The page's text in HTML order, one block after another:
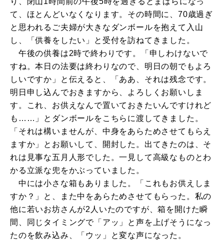
て、ほとんどいなくなります。その時間に、70歳過ぎ
と思われるご夫婦が大きなダンボールを抱えて入山
し、「供養をしたい」と受付を訪ねてきました。
午後の供養は2時で終わりです。「申しわけないで
すね。本日の法要は終わりなので、明日の朝でもよろ
しいですか」と伝えると、「ああ、それは残念です。
明日申し込んでおきますから、よろしくお願いしま
す。これ、お供えなんで置いておきたいんですけれど
も……」とダンボールをこちらに渡してきました。
「それは構いませんが、中身をあらためさせてもらえ
ますか」とお願いして、開封した。出てきたのは、そ
れは見事な五月人形でした。一見して高級なものとわ
かる立派な兜をかぶっていました。
中には小さな箱もありました。「これもお供えしま
すか？」と、また中をあらためさせてもらった。私の
他に若いお坊さんが2人いたのですが、箱を開けた瞬
間、同じタイミングで「アッ」と声を上げそうになっ
たのを飲み込み、「ウッ」と変な声になった。